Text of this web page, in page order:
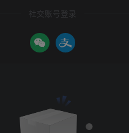
社交账号登录